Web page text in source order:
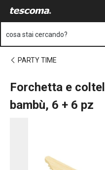
Vai al
cosa stai cercando?
PARTY TIME
Forchetta e
bambù, 6 + 6 pz